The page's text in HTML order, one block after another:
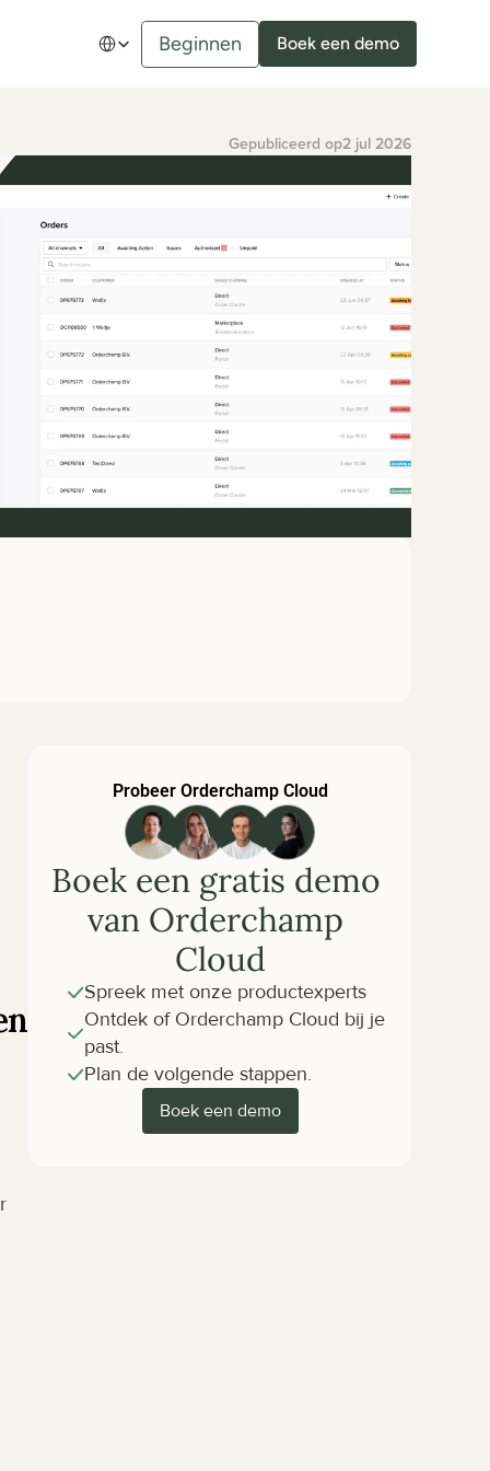
Select Language
Beginnen Boek een demo
Gepubliceerd op2 jul 2026
Probeer Orderchamp Cloud
Boek een gratis demo
van Orderchamp
Cloud
Spreek met onze productexperts
Ontdek of Orderchamp Cloud bij je
past.
Plan de volgende stappen.
Boek een demo